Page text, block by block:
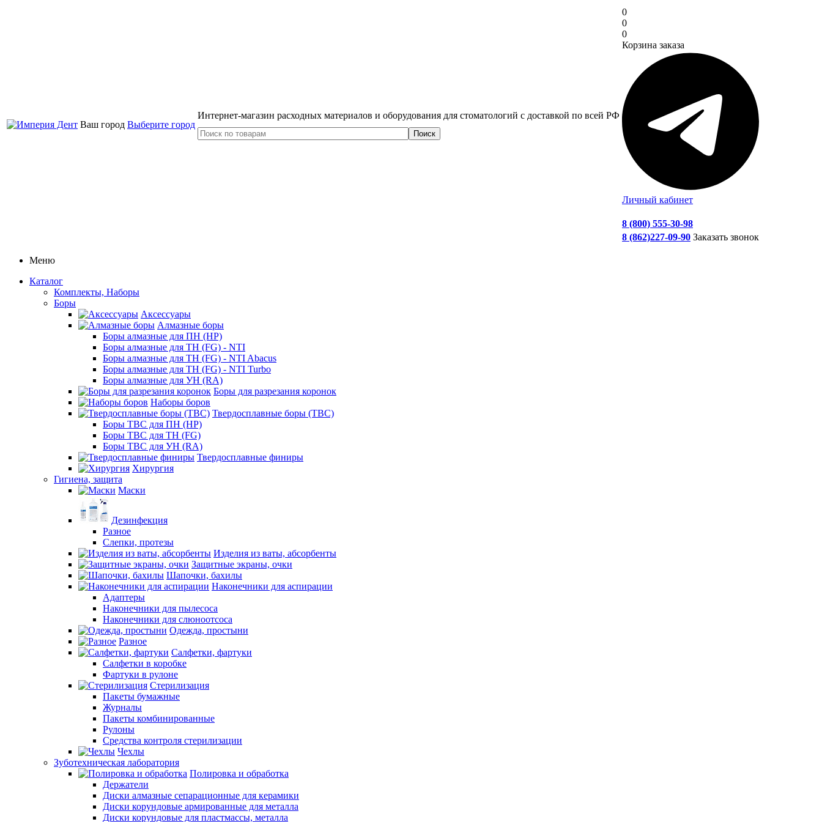
Ваш город Выберите город
Интернет-магазин расходных материалов и оборудования для стоматологий с доставкой по всей РФ
0
0
0
Корзина заказа
Личный кабинет
8 (800) 555-30-98
8 (862)227-09-90 Заказать звонок
Меню
Каталог
Комплекты, Наборы
Боры
Аксессуары
Алмазные боры
Боры алмазные для ПН (HP)
Боры алмазные для ТН (FG) - NTI
Боры алмазные для ТН (FG) - NTI Abacus
Боры алмазные для ТН (FG) - NTI Turbo
Боры алмазные для УН (RA)
Боры для разрезания коронок
Наборы боров
Твердосплавные боры (ТВС)
Боры ТВС для ПН (HP)
Боры ТВС для ТН (FG)
Боры ТВС для УН (RA)
Твердосплавные финиры
Хирургия
Гигиена, защита
Маски
Дезинфекция
Разное
Слепки, протезы
Изделия из ваты, абсорбенты
Защитные экраны, очки
Шапочки, бахилы
Наконечники для аспирации
Адаптеры
Наконечники для пылесоса
Наконечники для слюноотсоса
Одежда, простыни
Разное
Салфетки, фартуки
Салфетки в коробке
Фартуки в рулоне
Стерилизация
Пакеты бумажные
Журналы
Пакеты комбинированные
Рулоны
Средства контроля стерилизации
Чехлы
Зуботехническая лаборатория
Полировка и обработка
Держатели
Диски алмазные сепарационные для керамики
Диски корундовые армированные для металла
Диски корундовые для пластмассы, металла